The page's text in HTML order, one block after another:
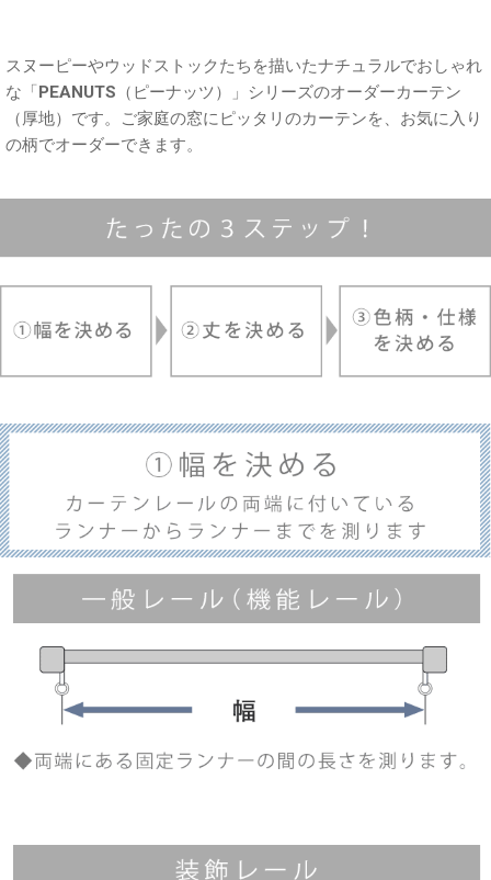
スヌーピーやウッドストックたちを描いたナチュラルでおしゃれ
な「PEANUTS（ピーナッツ）」シリーズのオーダーカーテン
（厚地）です。ご家庭の窓にピッタリのカーテンを、お気に入り
の柄でオーダーできます。